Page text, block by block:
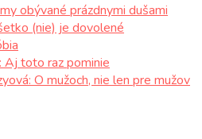
obývané prázdnymi dušami
(nie) je dovolené
Aj toto raz pominie
O mužoch, nie len pre mužov